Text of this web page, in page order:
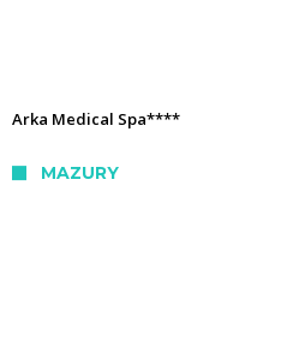
Arka Medical Spa****
MAZURY